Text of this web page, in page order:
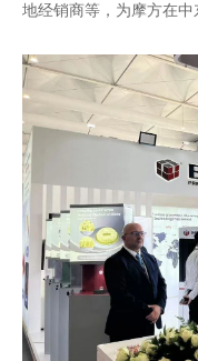
地经销商等，为摩方在中